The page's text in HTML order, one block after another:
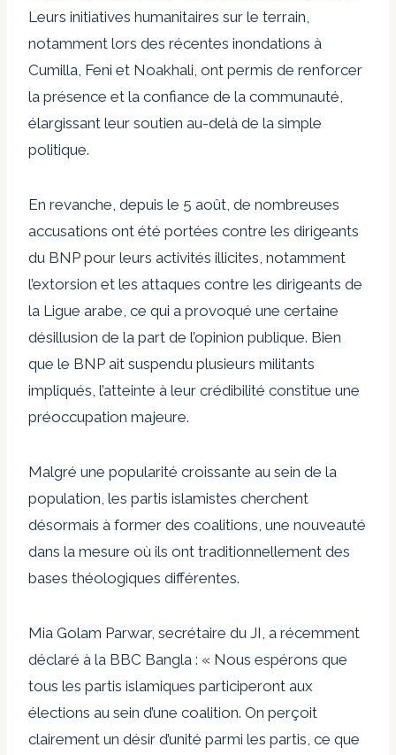
Leurs initiatives humanitaires sur le terrain,
notamment lors des récentes inondations à
Cumilla, Feni et Noakhali, ont permis de renforcer
la présence et la confiance de la communauté,
élargissant leur soutien au-delà de la simple
politique.
En revanche, depuis le 5 août, de nombreuses
accusations ont été portées contre les dirigeants
du BNP pour leurs activités illicites, notamment
l’extorsion et les attaques contre les dirigeants de
la Ligue arabe, ce qui a provoqué une certaine
désillusion de la part de l’opinion publique. Bien
que le BNP ait suspendu plusieurs militants
impliqués, l’atteinte à leur crédibilité constitue une
préoccupation majeure.
Malgré une popularité croissante au sein de la
population, les partis islamistes cherchent
désormais à former des coalitions, une nouveauté
dans la mesure où ils ont traditionnellement des
bases théologiques différentes.
Mia Golam Parwar, secrétaire du JI, a récemment
déclaré à la BBC Bangla : « Nous espérons que
tous les partis islamiques participeront aux
élections au sein d’une coalition. On perçoit
clairement un désir d’unité parmi les partis, ce que